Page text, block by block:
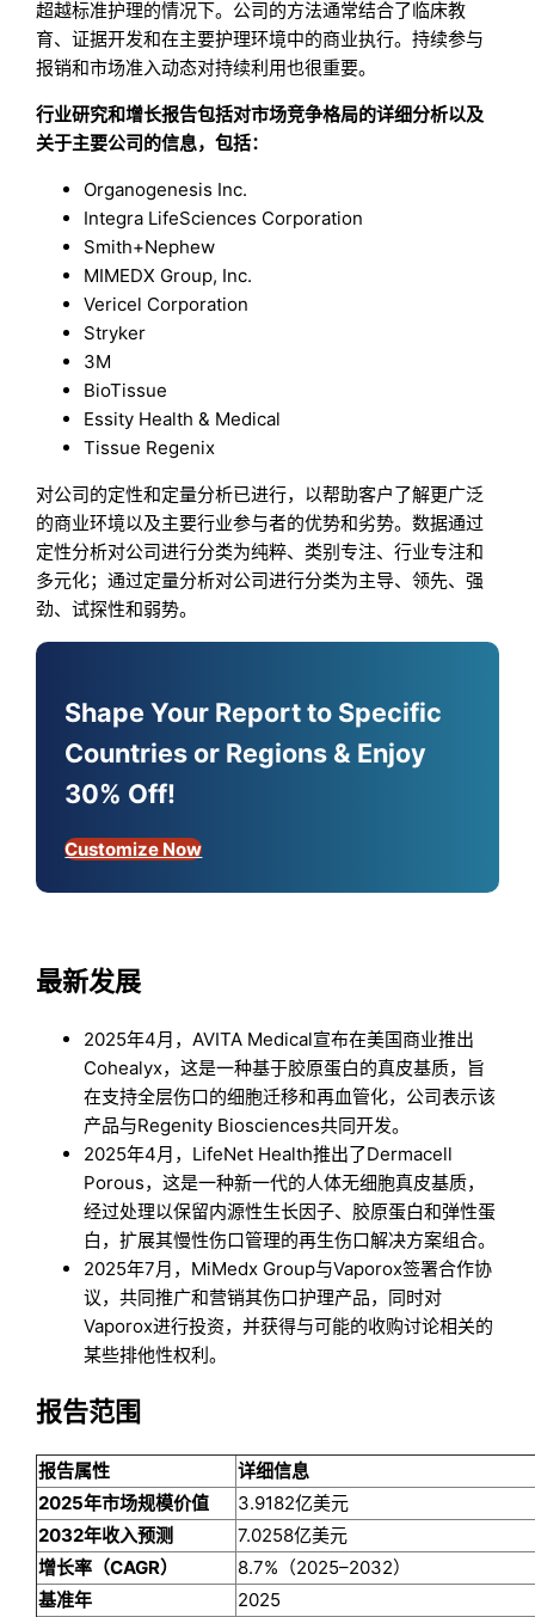
超越标准护理的情况下。公司的方法通常结合了临床教
育、证据开发和在主要护理环境中的商业执行。持续参与
报销和市场准入动态对持续利用也很重要。
行业研究和增长报告包括对市场竞争格局的详细分析以及
关于主要公司的信息，包括：
Organogenesis Inc.
Integra LifeSciences Corporation
Smith+Nephew
MIMEDX Group, Inc.
Vericel Corporation
Stryker
3M
BioTissue
Essity Health & Medical
Tissue Regenix
对公司的定性和定量分析已进行，以帮助客户了解更广泛
的商业环境以及主要行业参与者的优势和劣势。数据通过
定性分析对公司进行分类为纯粹、类别专注、行业专注和
多元化；通过定量分析对公司进行分类为主导、领先、强
劲、试探性和弱势。
Shape Your Report to Specific
Countries or Regions & Enjoy
30% Off!
Customize Now
最新发展
2025年4月，AVITA Medical宣布在美国商业推出
Cohealyx，这是一种基于胶原蛋白的真皮基质，旨
在支持全层伤口的细胞迁移和再血管化，公司表示该
产品与Regenity Biosciences共同开发。
2025年4月，LifeNet Health推出了Dermacell
Porous，这是一种新一代的人体无细胞真皮基质，
经过处理以保留内源性生长因子、胶原蛋白和弹性蛋
白，扩展其慢性伤口管理的再生伤口解决方案组合。
2025年7月，MiMedx Group与Vaporox签署合作协
议，共同推广和营销其伤口护理产品，同时对
Vaporox进行投资，并获得与可能的收购讨论相关的
某些排他性权利。
报告范围
报告属性
详细信息
2025年市场规模价值
3.9182亿美元
2032年收入预测
7.0258亿美元
增长率（CAGR）
8.7%（2025–2032）
基准年
2025